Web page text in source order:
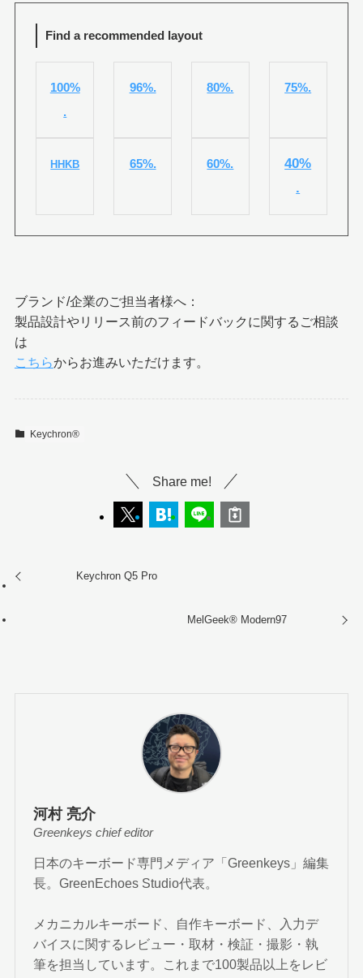
Find a recommended layout
100%
.
96%. 80%. 75%.
HHKB 65%. 60%.
40%
.
ブランド/企業のご担当者様へ：
製品設計やリリース前のフィードバックに関するご相談
は
こちらからお進みいただけます。
Keychron®︎
Share me!
Keychron Q5 Pro
MelGeek®︎ Modern97
河村 亮介
Greenkeys chief editor
日本のキーボード専門メディア「Greenkeys」編集
長。GreenEchoes Studio代表。
メカニカルキーボード、自作キーボード、入力デ
バイスに関するレビュー・取材・検証・撮影・執
筆を担当しています。これまで100製品以上をレビ